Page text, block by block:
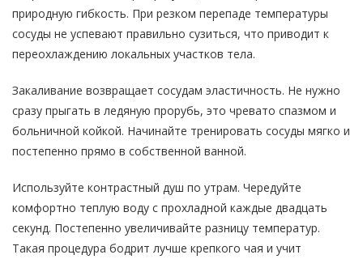
природную гибкость. При резком перепаде температуры
сосуды не успевают правильно сузиться, что приводит к
переохлаждению локальных участков тела.
Закаливание возвращает сосудам эластичность. Не нужно
сразу прыгать в ледяную прорубь, это чревато спазмом и
больничной койкой. Начинайте тренировать сосуды мягко и
постепенно прямо в собственной ванной.
Используйте контрастный душ по утрам. Чередуйте
комфортно теплую воду с прохладной каждые двадцать
секунд. Постепенно увеличивайте разницу температур.
Такая процедура бодрит лучше крепкого чая и учит